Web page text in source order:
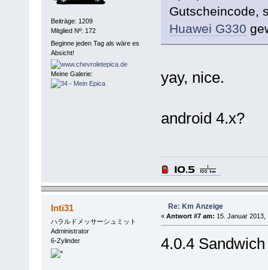
Beiträge: 1209
Mitglied Nº: 172
Beginne jeden Tag als wäre es
Absicht!
Meine Galerie:
Gutscheincode,
Huawei G330
yay, nice.
android 4.x?
Inti31
ハラルドメッサーシュミット
Administrator
6-Zylinder
Re: Km Anzeige
« Antwort #7 am: 15. Januar 2013,
4.0.4